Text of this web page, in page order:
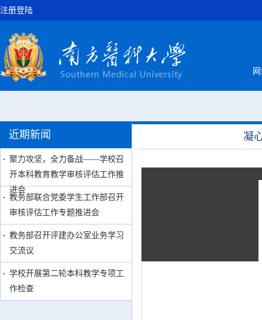
注册登陆
近期新闻
聚力攻坚，全力备战——学校召
开本科教育教学审核评估工作推
进会
教务部联合党委学生工作部召开
审核评估工作专题推进会
教务部召开评建办公室业务学习
交流议
学校开展第二轮本科教学专项工
作检查
凝